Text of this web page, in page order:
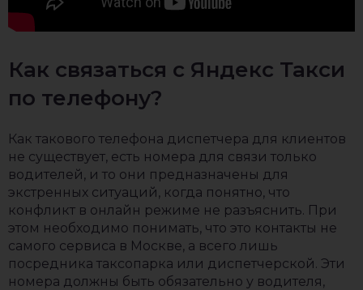
Как связаться с Яндекс Такси
по телефону?
Как такового телефона диспетчера для клиентов
не существует, есть номера для связи только
водителей, и то они предназначены для
экстренных ситуаций, когда понятно, что
конфликт в онлайн режиме не разъяснить. При
этом необходимо понимать, что это контакты не
самого сервиса в Москве, а всего лишь
посредника таксопарка или диспетчерской. Эти
номера должны быть обязательно у водителя,